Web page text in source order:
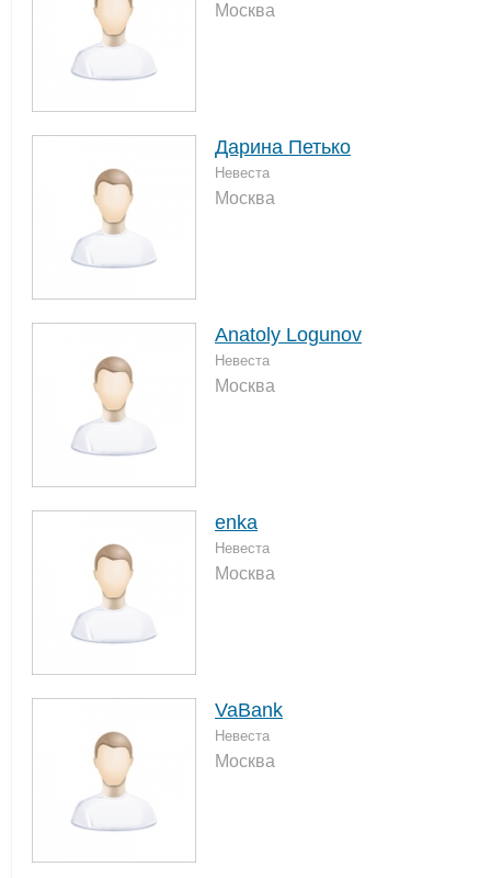
Москва
Дарина Петько
Невеста
Москва
Anatoly Logunov
Невеста
Москва
enka
Невеста
Москва
VaBank
Невеста
Москва